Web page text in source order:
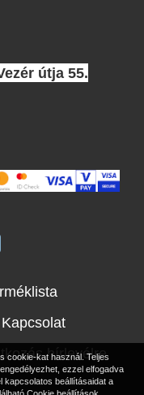
cookie-kat használ. Teljes
ezzel elfogadva
kapcsolatos beállításaidat a
útja 55.
Kapcsolat
hírlevélre